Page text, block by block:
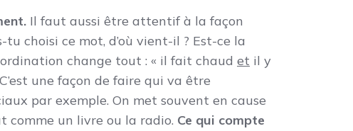
Il faut aussi être attentif à la façon
choisi ce mot, d’où vient-il ? Est-ce la
change tout : « il fait chaud et il y
une façon de faire qui va être
par exemple. On met souvent en cause
comme un livre ou la radio. Ce qui compte